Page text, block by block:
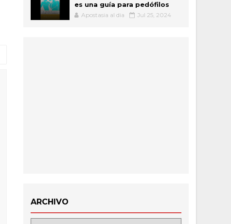
es una guía para pedófilos
Apostasia al dia Jul 25, 2024
ARCHIVO